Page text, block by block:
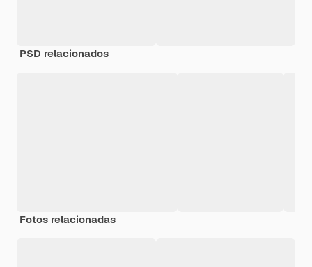
PSD relacionados
Fotos relacionadas